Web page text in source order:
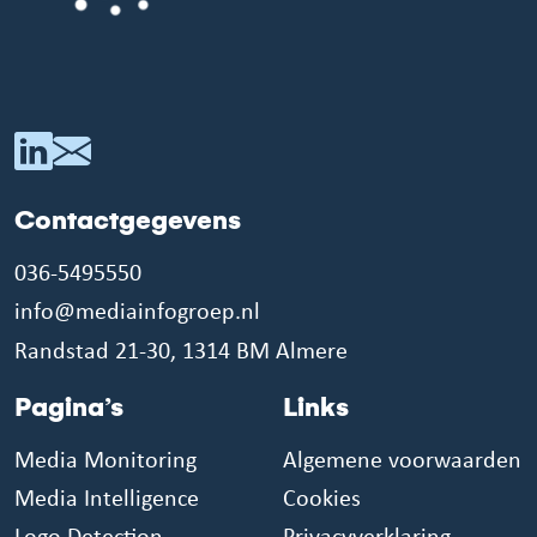
Contactgegevens
036-5495550
info@mediainfogroep.nl
Randstad 21-30, 1314 BM Almere
Pagina’s
Media Monitoring
Media Intelligence
Links
Algemene voorwaarden
Cookies